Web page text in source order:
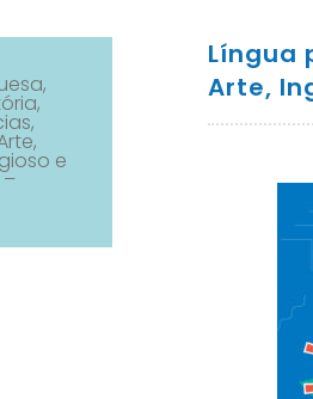
Língua
Arte,